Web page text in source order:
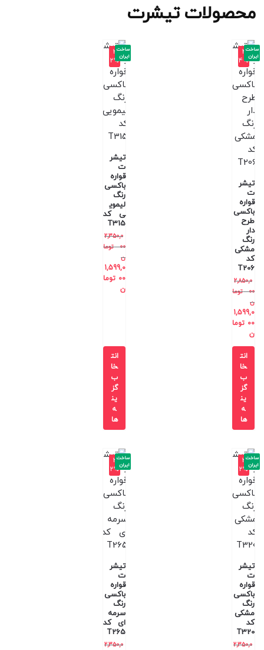
محصولات تیشرت
-4
4%
تیشر
ت
قواره
باکسی
طرح
دار
رنگ
مشکی
کد
T206
2,850,0
00
توما
ن
1,599,0
00 توما
ن
ساخت
ایران
انت
خا
ب
گز
ین
ه
ها
-3
2%
تیشر
ت
قواره
باکسی
رنگ
لیموی
ی کد
T315
2,350,0
00
توما
ن
1,599,0
00 توما
ن
ساخت
ایران
انت
خا
ب
گز
ین
ه
ها
-3
2%
تیشر
ت
قواره
باکسی
رنگ
مشکی
کد
T320
2,350,0
ساخت
ایران
-3
2%
تیشر
ت
قواره
باکسی
رنگ
سرمه
ای کد
T265
2,350,0
ساخت
ایران